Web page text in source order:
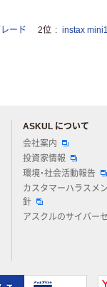
ード 2位 instax
ASKUL について
会社案内
投資家情報
環境・社会活動報告
カスタマーハラスメ
針
アスクルのサイバー